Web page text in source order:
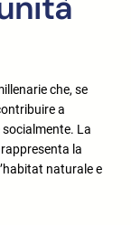
che, se
a
La
la
naturale e